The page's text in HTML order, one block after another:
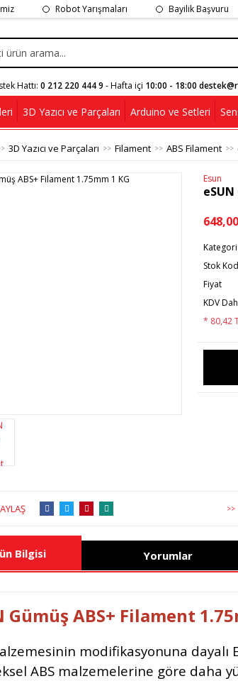
Robot Yarışmaları Bayilik Başvuru
Hattı: 0 212 220 444 9 - Hafta içi 10:00 - 18:00
3D Yazıcı ve Parçaları Arduino ve Setleri
3D Yazıcı ve Parçaları Filament ABS Filament
Esun
Kategori
Stok
Fiyat
KDV
* 80,42
>>
Bilgisi Yorumlar
Gümüş ABS+ Filament
modifikasyonuna dayalı
ABS malzemelerine göre daha